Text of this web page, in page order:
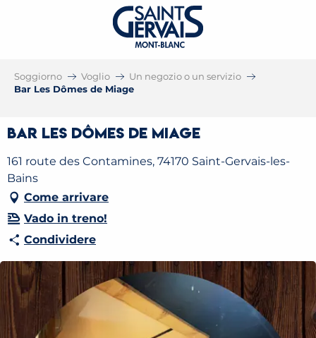
Soggiorno Voglio
Un negozio o un servizio
Bar Les Dômes de Miage
Bar Les Dômes de Miage
161 route des Contamines, 74170 Saint-Gervais-les-
Bains
Come arrivare
Vado in treno!
Condividere